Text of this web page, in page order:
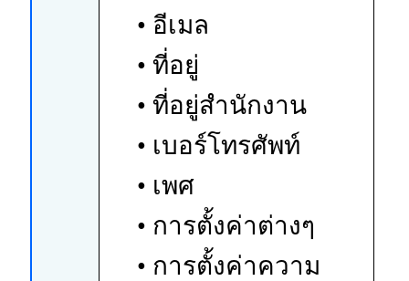
• อีเมล
• ที่อยู่
• ที่อยู่สำนักงาน
• เบอร์โทรศัพท์
• เพศ
• การตั้งค่าต่างๆ
• การตั้งค่าความ